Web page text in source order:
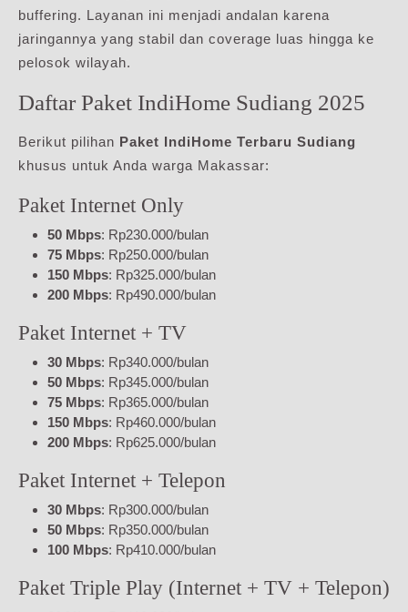
buffering. Layanan ini menjadi andalan karena
jaringannya yang stabil dan coverage luas hingga ke
pelosok wilayah.
Daftar Paket IndiHome Sudiang 2025
Berikut pilihan Paket IndiHome Terbaru Sudiang
khusus untuk Anda warga Makassar:
Paket Internet Only
50 Mbps: Rp230.000/bulan
75 Mbps: Rp250.000/bulan
150 Mbps: Rp325.000/bulan
200 Mbps: Rp490.000/bulan
Paket Internet + TV
30 Mbps: Rp340.000/bulan
50 Mbps: Rp345.000/bulan
75 Mbps: Rp365.000/bulan
150 Mbps: Rp460.000/bulan
200 Mbps: Rp625.000/bulan
Paket Internet + Telepon
30 Mbps: Rp300.000/bulan
50 Mbps: Rp350.000/bulan
100 Mbps: Rp410.000/bulan
Paket Triple Play (Internet + TV + Telepon)